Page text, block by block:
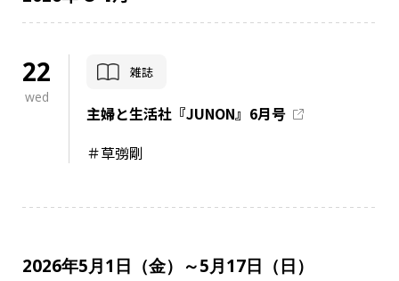
22
wed
雑誌
主婦と生活社『JUNON』6月号
＃草彅剛
2026年5月1日（金）～5月17日（日）